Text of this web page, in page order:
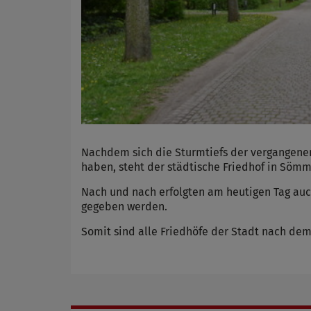
Nachdem sich die Sturmtiefs der
haben, steht der städtische Friedhof in
Nach und nach erfolgten am heutigen Tag
gegeben werden.
Somit sind alle Friedhöfe der Stadt nach